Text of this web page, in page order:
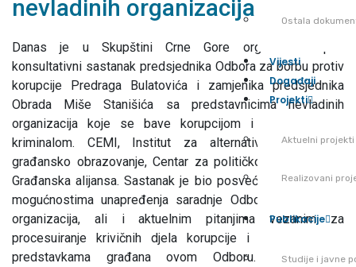
Ostala
Vijesti
Događaji
Projekti
Aktuelni projekti
Realizovani
Publikacije
Studije i javne
nevladinih organizacija
Danas je u Skupštini Crne Gore organizovan prvi
konsultativni sastanak predsjednika Odbora za borbu protiv
korupcije Predraga Bulatovića i zamjenika predsjednika
Obrada Miše Stanišića sa predstavnicima nevladinih
organizacija koje se bave korupcijom i organizovanim
kriminalom. CEMI, Institut za alternative, Centar za
građansko obrazovanje, Centar za političko obrazovanje i
Građanska alijansa. Sastanak je bio posvećen razgovoru o
mogućnostima unapređenja saradnje Odbora i nevladinih
organizacija, ali i aktuelnim pitanjima vezanim za
procesuiranje krivičnih djela korupcije i postupanje po
predstavkama građana ovom Odboru. Predstavnica